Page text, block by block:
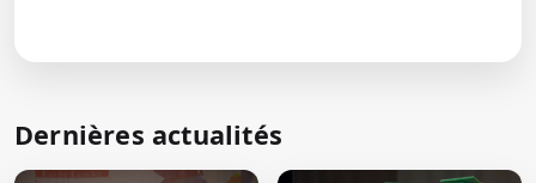
Dernières actualités